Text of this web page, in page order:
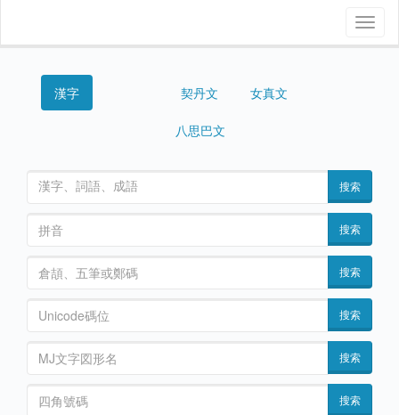
漢字 契丹文 女真文
八思巴文
搜索
搜索
搜索
搜索
搜索
搜索